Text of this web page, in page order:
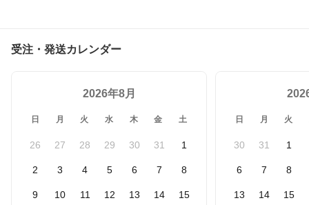
受注・発送カレンダー
2026年8月
日 月 火 水 木 金 土
26 27 28 29 30 31 1
2 3 4 5 6 7 8
9 10 11 12 13 14 15
日 月 火
30 31 1
6 7 8
13 14 15